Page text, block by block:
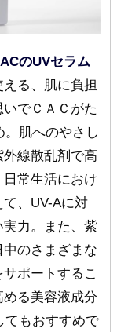
のUVセラム
える、肌に負担
でＣＡＣがた
。肌へのやさし
線散乱剤で高
常生活におけ
、UV-Aに対
力。また、紫
のさまざまな
ポートするこ
る美容液成分
てもおすすめで